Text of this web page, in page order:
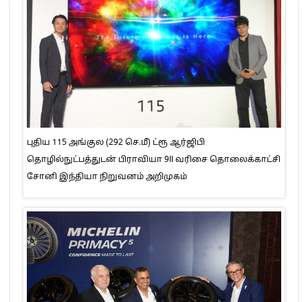
புதிய 115 அங்குல (292 செ.மீ) ட்ரூ ஆர்ஜிபி
தொழில்நுட்பத்துடன் பிராவியா 9II வரிசை தொலைக்காட்சி
சோனி இந்தியா நிறுவனம் அறிமுகம்